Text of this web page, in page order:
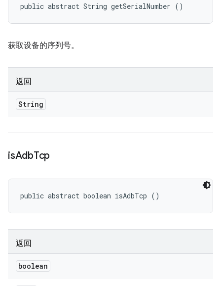
public abstract String getSerialNumber ()
获取设备的序列号。
返回
String
isAdbTcp
public abstract boolean isAdbTcp ()
返回
boolean